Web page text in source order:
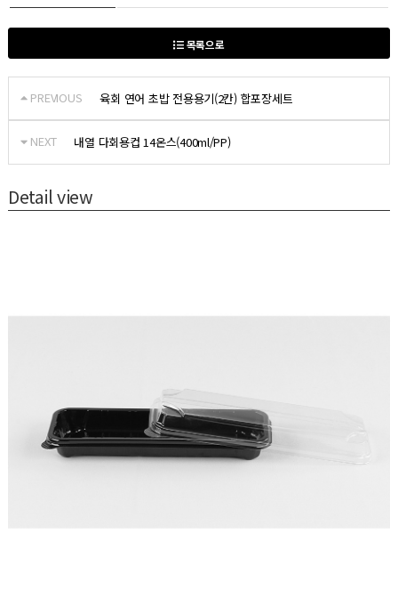
목록으로
PREVIOUS 육회 연어 초밥 전용용기(2칸) 합포장세트
NEXT 내열 다회용컵 14온스(400ml/PP)
Detail view